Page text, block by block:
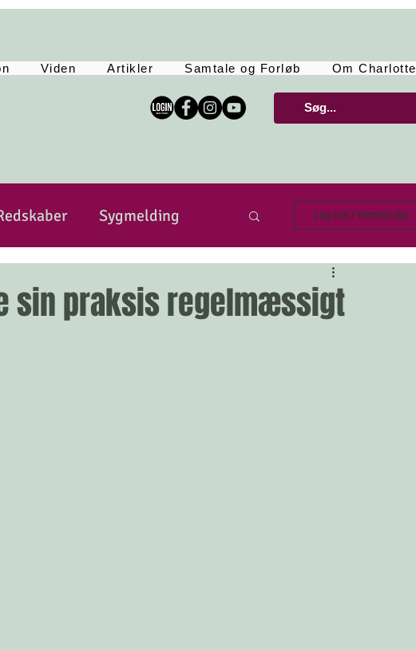
Viden Artikler Samtale og Forløb Om Charlotte
Sygmelding Log ind / tilmeld dig
sin praksis regelmæssigt